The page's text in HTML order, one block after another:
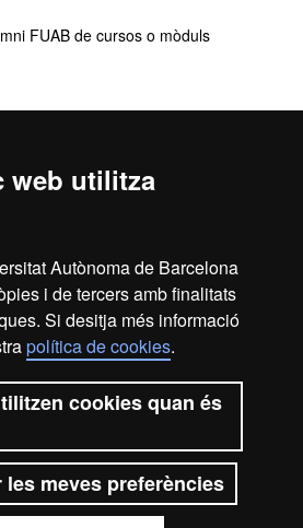
web utilitza
Autònoma de Barcelona
i de tercers amb finalitats
Si desitja més informació
política de cookies.
cookies quan és
meves preferències
FUAB de cursos o mòduls
programa
o per una altra raó de força
el dret de cancel·lar el programa.
Protecció de dades
Autònoma de